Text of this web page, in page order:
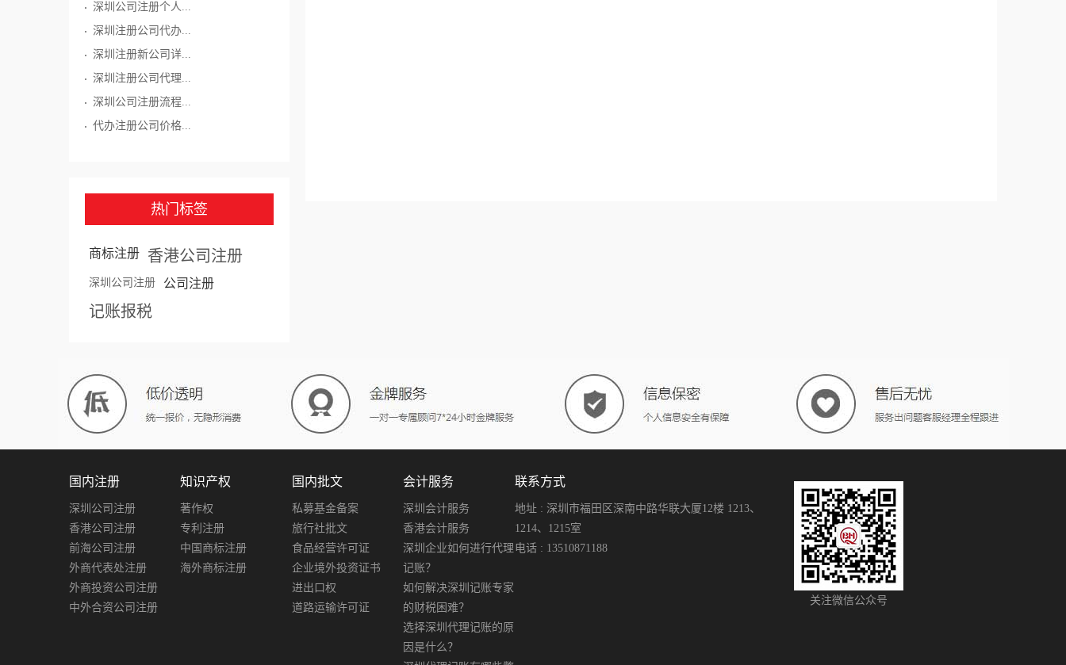
深圳公司注册个人...
深圳注册公司代办...
深圳注册新公司详...
深圳注册公司代理...
深圳公司注册流程...
代办注册公司价格...
热门标签
商标注册 香港公司注册
深圳公司注册 公司注册
记账报税
国内注册
深圳公司注册
香港公司注册
前海公司注册
外商代表处注册
外商投资公司注册
中外合资公司注册
知识产权
著作权
专利注册
中国商标注册
海外商标注册
国内批文
私募基金备案
旅行社批文
食品经营许可证
企业境外投资证书
进出口权
道路运输许可证
会计服务
深圳会计服务
香港会计服务
深圳企业如何进行代理
记账？
如何解决深圳记账专家
的财税困难？
选择深圳代理记账的原
因是什么？
联系方式
地址 : 深圳市福田区深南中路华联大厦12楼 1213、
1214、1215室
电话 : 13510871188
关注微信公众号